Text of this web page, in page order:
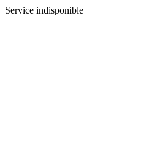
Service indisponible